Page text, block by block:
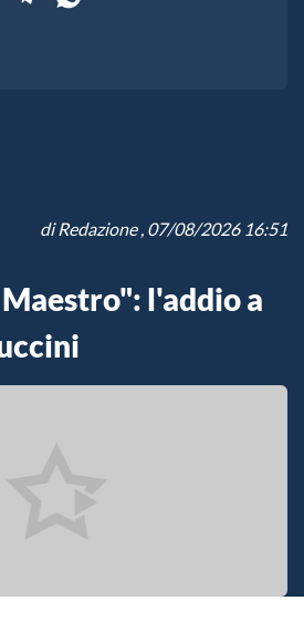
diRedazione, 07/08/2026 16:51
l'addio a